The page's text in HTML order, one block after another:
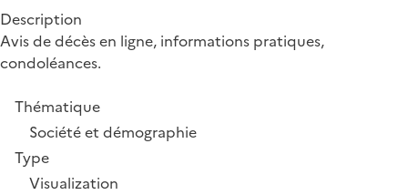
Description
Avis de décès en ligne, informations pratiques,
condoléances.
Thématique
Société et démographie
Type
Visualization